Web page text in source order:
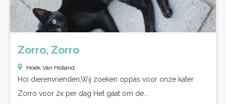
Zorro, Zorro
Hoek Van Holland
Hoi dierenvrienden,Wij zoeken oppas voor onze kater
Zorro voor 2x per dag Het gaat om de...